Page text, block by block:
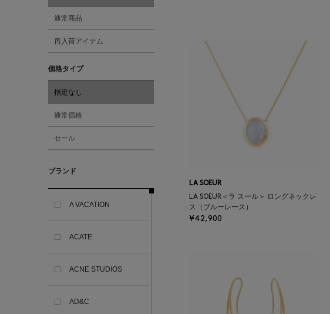
通常商品
再入荷アイテム
価格タイプ
指定なし
通常価格
セール
ブランド
A VACATION
ACATE
ACNE STUDIOS
AD&C
LA SOEUR
LA SOEUR＜ラ スール＞ ロングネックレ
ス（ブルーレース）
¥42,900